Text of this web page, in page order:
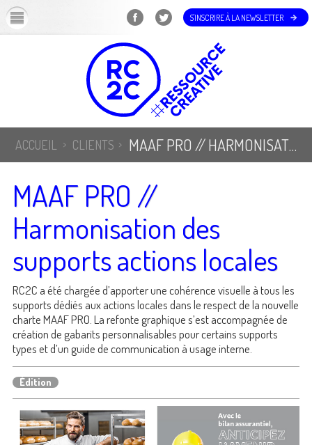
S'INSCRIRE À LA NEWSLETTER
ACCUEIL CLIENTS MAAF PRO // HARMONISATION DES SUPPORTS ACTIONS LOCALES
MAAF PRO //
Harmonisation des
supports actions locales
RC2C a été chargée d’apporter une cohérence visuelle à tous les
supports dédiés aux actions locales dans le respect de la nouvelle
charte MAAF PRO. La refonte graphique s’est accompagnée de
création de gabarits personnalisables pour certains supports
types et d’un guide de communication à usage interne.
Édition